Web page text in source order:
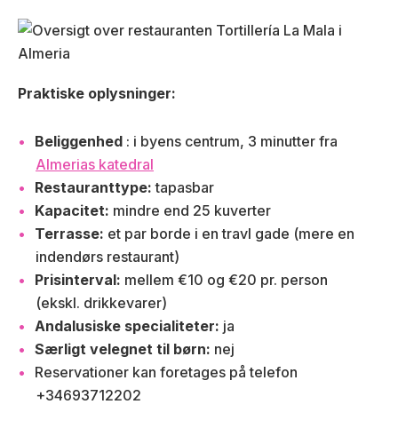
Praktiske oplysninger:
Beliggenhed : i byens centrum, 3 minutter fra
Almerias katedral
Restauranttype:tapasbar
Kapacitet: mindre end 25 kuverter
Terrasse: et par borde i en travl gade (mere en
indendørs restaurant)
Prisinterval: mellem €10 og €20 pr. person
(ekskl. drikkevarer)
Andalusiske specialiteter: ja
Særligt velegnet til børn: nej
Reservationer kan foretages på telefon
+34693712202